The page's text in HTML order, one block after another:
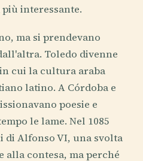
interessante.
ma si prendevano
Toledo divenne
cui la cultura araba
latino. A Córdoba e
poesie e
le lame. Nel 1085
di Alfonso VI, una svolta
alla contesa, ma perché